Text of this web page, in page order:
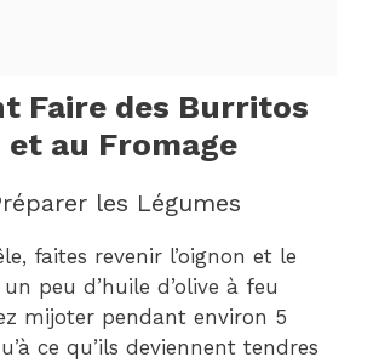
Faire des Burritos
au Fromage
les Légumes
faites revenir l’oignon et le
peu d’huile d’olive à feu
mijoter pendant environ 5
ce qu’ils deviennent tendres